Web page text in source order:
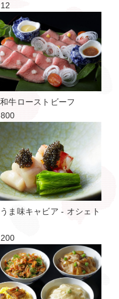
牛ローストビーフ
ま味キャビア - オシェト